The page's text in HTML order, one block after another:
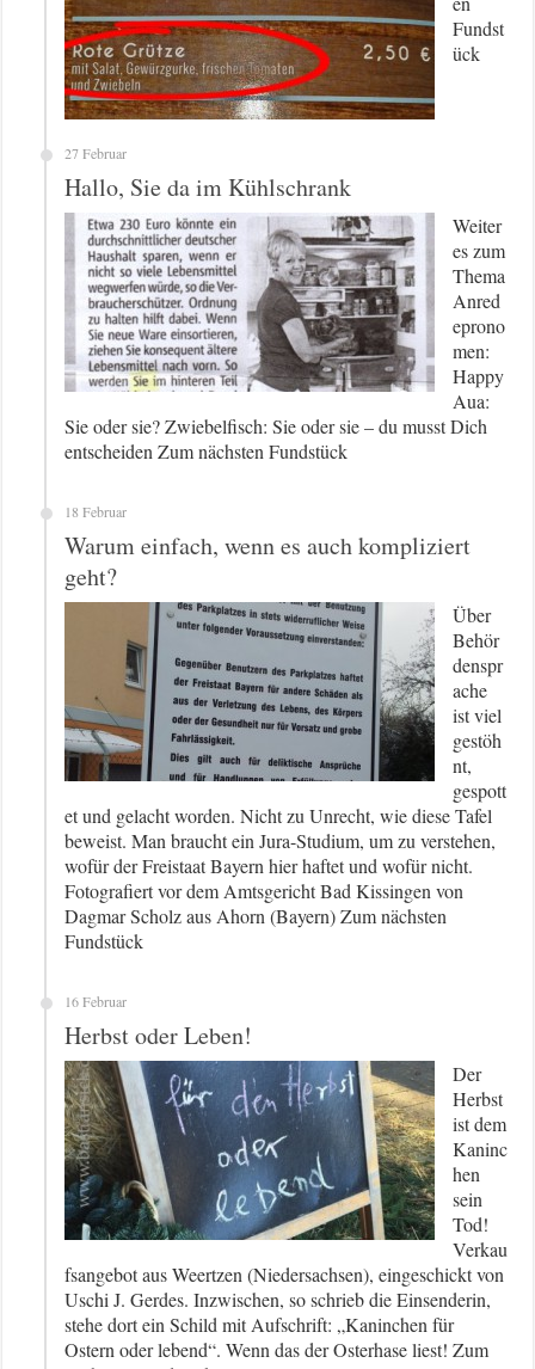
Fundst
ück
27 Februar
Hallo, Sie da im Kühlschrank
Weiter
es zum
Thema
Anred
eprono
men:
Happy
Aua:
Sie oder sie? Zwiebelfisch: Sie oder sie – du musst Dich
entscheiden Zum nächsten Fundstück
18 Februar
Warum einfach, wenn es auch kompliziert
geht?
Über
Behör
denspr
ache
ist viel
gestöh
nt,
gespott
et und gelacht worden. Nicht zu Unrecht, wie diese Tafel
beweist. Man braucht ein Jura-Studium, um zu verstehen,
wofür der Freistaat Bayern hier haftet und wofür nicht.
Fotografiert vor dem Amtsgericht Bad Kissingen von
Dagmar Scholz aus Ahorn (Bayern) Zum nächsten
Fundstück
16 Februar
Herbst oder Leben!
Der
Herbst
ist dem
Kaninc
hen
sein
Tod!
Verkau
fsangebot aus Weertzen (Niedersachsen), eingeschickt von
Uschi J. Gerdes. Inzwischen, so schrieb die Einsenderin,
stehe dort ein Schild mit Aufschrift: „Kaninchen für
Ostern oder lebend“. Wenn das der Osterhase liest! Zum